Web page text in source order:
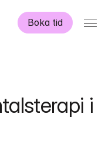
Boka tid
i